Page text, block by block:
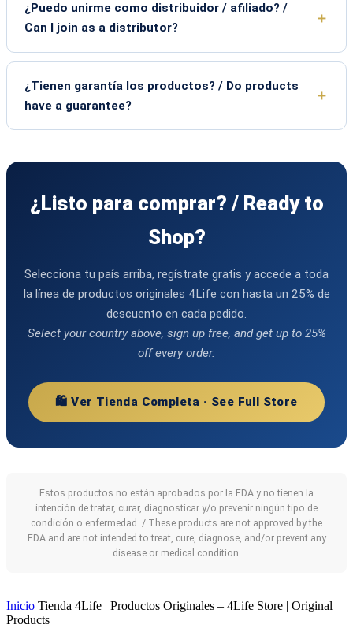
¿Puedo unirme como distribuidor / afiliado? /
Can I join as a distributor?
¿Tienen garantía los productos? / Do products
have a guarantee?
¿Listo para comprar? / Ready to
Shop?
Selecciona tu país arriba, regístrate gratis y accede a toda
la línea de productos originales 4Life con hasta un 25% de
descuento en cada pedido.
Select your country above, sign up free, and get up to 25%
off every order.
🛍️ Ver Tienda Completa · See Full Store
Estos productos no están aprobados por la FDA y no tienen la
intención de tratar, curar, diagnosticar y/o prevenir ningún tipo de
condición o enfermedad. / These products are not approved by the
FDA and are not intended to treat, cure, diagnose, and/or prevent any
disease or medical condition.
Inicio Tienda 4Life | Productos Originales – 4Life Store | Original
Products